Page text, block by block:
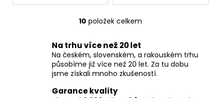
O
l
á
d
a
c
10 položek celkem
Na trhu více než 20 let
Na českém, slovenském, a rakouském trhu
působíme již více než 20 let. Za tu dobu
jsme získali mnoho zkušeností.
Garance kvality